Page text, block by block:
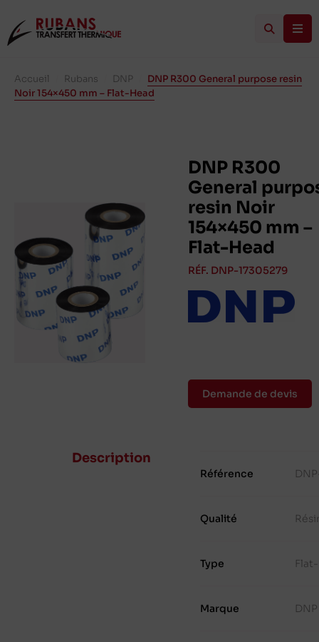
Accueil Rubans DNP
DNP R300 General purpose resin
Noir 154×450 mm – Flat-Head
DNP R300
General
resin Noir
154×450 mm –
Flat-Head
RÉF. DNP-17305279
Demande de devis
Description
Référence
Qualité
Type
Marque DNP